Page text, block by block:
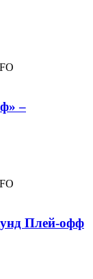
–
Плей-офф